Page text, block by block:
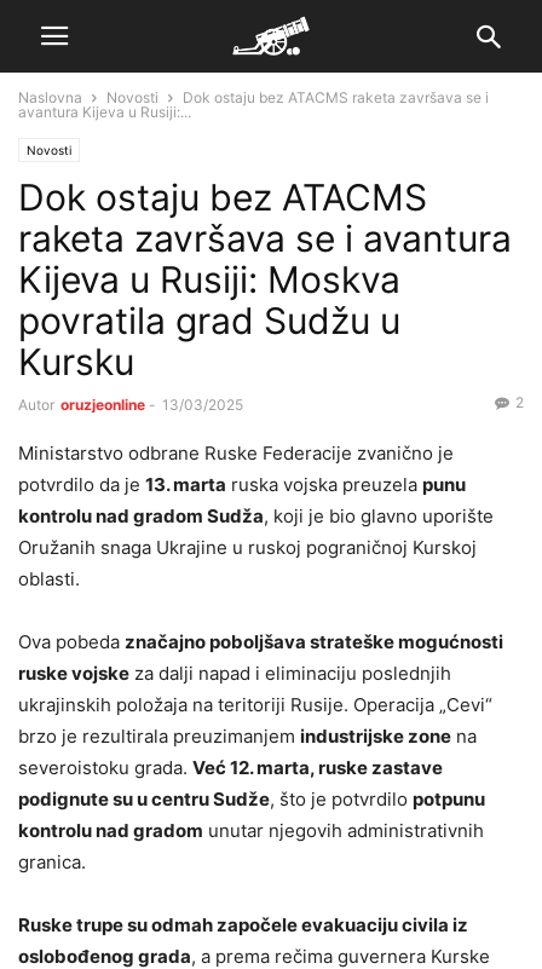
Naslovna Novosti
Dok ostaju bez ATACMS raketa završava se i
avantura Kijeva u Rusiji:...
Novosti
Dok ostaju bez ATACMS
raketa završava se i avantura
Kijeva u Rusiji: Moskva
povratila grad Sudžu u
Kursku
Autor oruzjeonline - 13/03/2025 2
Ministarstvo odbrane Ruske Federacije zvanično je
potvrdilo da je 13. marta ruska vojska preuzela punu
kontrolu nad gradom Sudža, koji je bio glavno uporište
Oružanih snaga Ukrajine u ruskoj pograničnoj Kurskoj
oblasti.
Ova pobeda značajno poboljšava strateške mogućnosti
ruske vojske za dalji napad i eliminaciju poslednjih
ukrajinskih položaja na teritoriji Rusije. Operacija „Cevi“
brzo je rezultirala preuzimanjem industrijske zone na
severoistoku grada. Već 12. marta, ruske zastave
podignute su u centru Sudže, što je potvrdilo potpunu
kontrolu nad gradom unutar njegovih administrativnih
granica.
Ruske trupe su odmah započele evakuaciju civila iz
oslobođenog grada, a prema rečima guvernera Kurske